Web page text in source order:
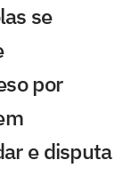
se
por
e disputa